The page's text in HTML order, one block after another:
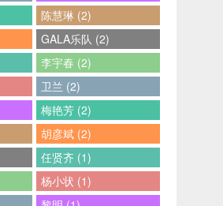
陈慧琳 (2)
GALA乐队 (2)
李宇春 (2)
卫兰 (2)
梅艳芳 (2)
胡彦斌 (2)
任贤齐 (1)
杨小状 (1)